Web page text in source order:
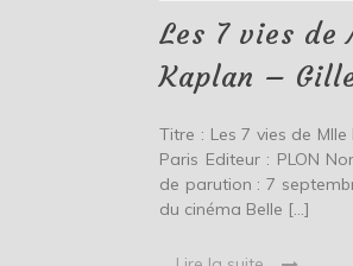
Les 7 vies de
Kaplan –
Titre : Les 7 vies de
Paris Editeur : PLON
de parution : 7
du cinéma Belle […]